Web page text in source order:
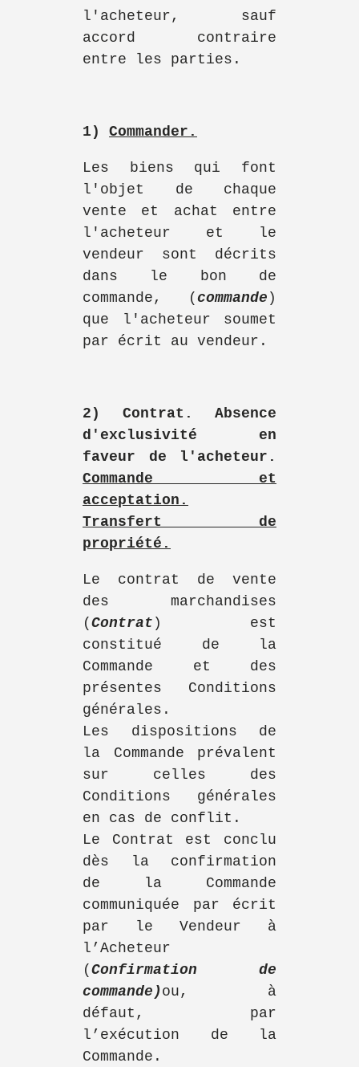
l'acheteur, sauf
accord contraire
entre les parties.
1)Commander.
Les biens qui font
l'objet de chaque
vente et achat entre
l'acheteur et le
vendeur sont décrits
dans le bon de
commande, (commande )
que l'acheteur soumet
par écrit au vendeur.
2) Contrat. Absence
d'exclusivité en
faveur de l'acheteur.
Commande et
acceptation.
Transfert de
propriété.
Le contrat de vente
des marchandises
(Contrat ) est
constitué de la
Commande et des
présentes Conditions
générales.
Les dispositions de
la Commande prévalent
sur celles des
Conditions générales
en cas de conflit.
Le Contrat est conclu
dès la confirmation
de la Commande
communiquée par écrit
par le Vendeur à
l’Acheteur
(Confirmation de
commande) ou, à
défaut, par
l’exécution de la
Commande.